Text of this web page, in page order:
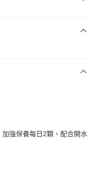
強保養每日2顆，配合開水